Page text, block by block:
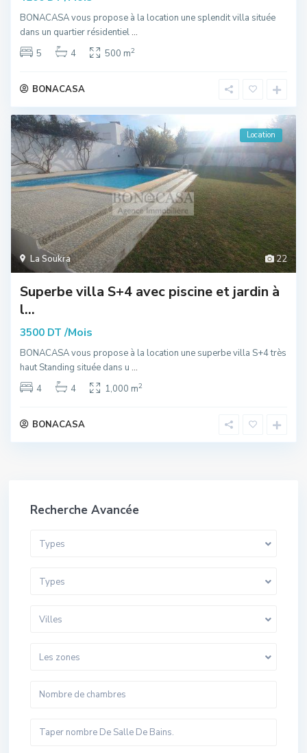
BONACASA vous propose à la location une splendit villa située
dans un quartier résidentiel...
5
4 500 m2
BONACASA
22
La Soukra
Location
Superbe villa S+4 avec piscine et jardin à
l...
3500 DT /Mois
BONACASA vous propose à la location une superbe villa S+4 très
haut Standing située dans u ...
4
4 1,000 m2
BONACASA
Recherche Avancée
Types
Types
Villes
Les zones